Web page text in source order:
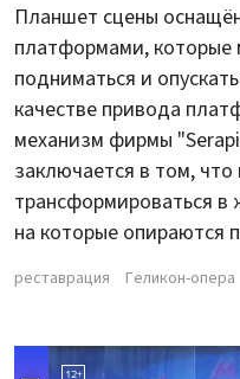
Планшет сцены
платформами, которые
подниматься и
качестве привода
механизм фирмы
заключается в том,
трансформироваться
на которые опираются
реставрация Геликон-опера